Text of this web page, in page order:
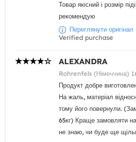
Товар якісний і розмір
рекомендую
Переглянути оригінал
Verified purchase
ALEXANDRA
Rohrenfels (Німеччина)
Продукт добре
На жаль, матеріал
тому його повернули.
65кг) Краще замовляти
не знаю, чи буде ще